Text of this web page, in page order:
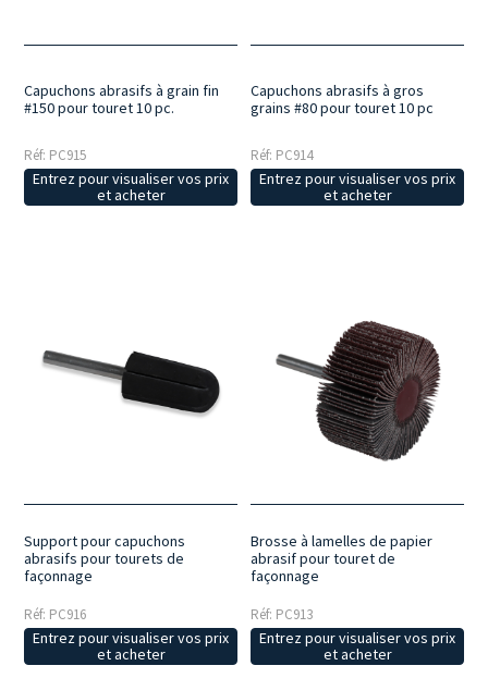
Capuchons abrasifs à grain fin
#150 pour touret 10 pc.
Réf: PC915
Entrez pour visualiser vos prix
et acheter
Capuchons abrasifs à gros
grains #80 pour touret 10 pc
Réf: PC914
Entrez pour visualiser vos prix
et acheter
Support pour capuchons
abrasifs pour tourets de
façonnage
Réf: PC916
Entrez pour visualiser vos prix
et acheter
Brosse à lamelles de papier
abrasif pour touret de
façonnage
Réf: PC913
Entrez pour visualiser vos prix
et acheter